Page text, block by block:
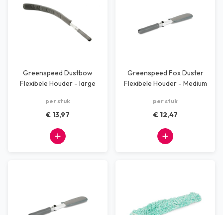
Greenspeed Dustbow
Flexibele Houder - large
per stuk
€ 13,97
Greenspeed Fox Duster
Flexibele Houder - Medium
per stuk
€ 12,47